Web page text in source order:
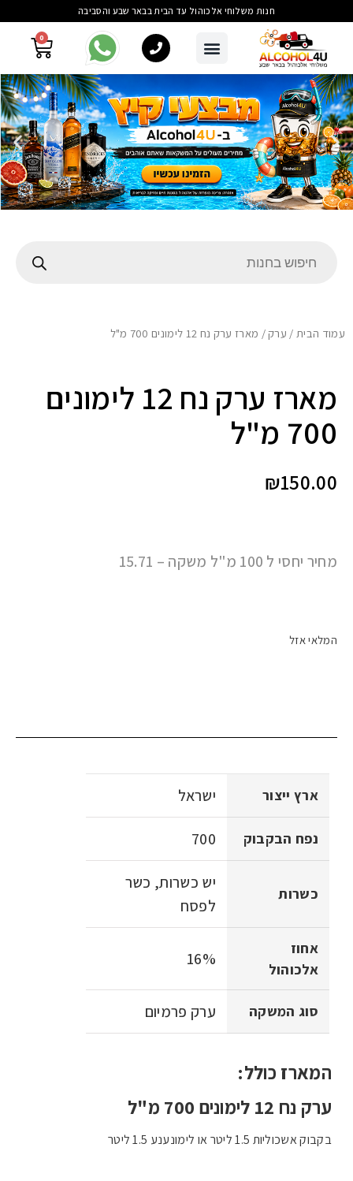
חנות משלוחי אלכוהול עד הבית בבאר שבע והסביבה
0
עמוד הבית/ ערק / מארז ערק נח 12 לימונים 700 מ"ל
מארז ערק נח 12 לימונים
700 מ"ל
₪150.00
מחיר יחסי ל 100 מ"ל משקה – 15.71
המלאי אזל
ארץ ייצור ישראל
נפח הבקבוק 700
כשרות
יש כשרות, כשר
לפסח
אחוז
אלכוהול
16%
סוג המשקה ערק פרמיום
המארז כולל:
ערק נח 12 לימונים 700 מ"ל
בקבוק אשכוליות 1.5 ליטר או לימונענע 1.5 ליטר